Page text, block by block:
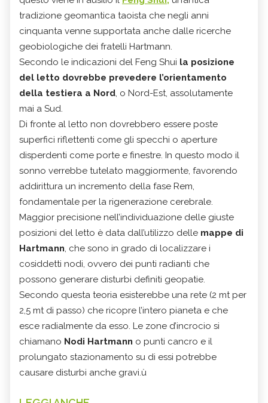
tradizione geomantica taoista che negli anni
cinquanta venne supportata anche dalle ricerche
geobiologiche dei fratelli Hartmann.
Secondo le indicazioni del Feng Shui la posizione
del letto dovrebbe prevedere l’orientamento
della testiera a Nord , o Nord-Est, assolutamente
mai a Sud.
Di fronte al letto non dovrebbero essere poste
superfici riflettenti come gli specchi o aperture
disperdenti come porte e finestre. In questo modo il
sonno verrebbe tutelato maggiormente, favorendo
addirittura un incremento della fase Rem,
fondamentale per la rigenerazione cerebrale.
Maggior precisione nell’individuazione delle giuste
posizioni del letto è data dall’utilizzo delle mappe di
Hartmann , che sono in grado di localizzare i
cosiddetti nodi, ovvero dei punti radianti che
possono generare disturbi definiti geopatie.
Secondo questa teoria esisterebbe una rete (2 mt per
2,5 mt di passo) che ricopre l’intero pianeta e che
esce radialmente da esso. Le zone d’incrocio si
chiamano Nodi Hartmann o punti cancro e il
prolungato stazionamento su di essi potrebbe
causare disturbi anche gravi.ù